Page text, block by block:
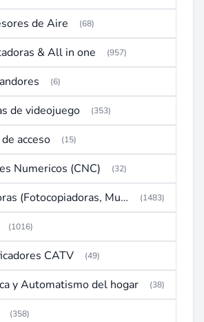
de Aire
(68)
& All in one (957)
(6)
de videojuego (353)
acceso (15)
Numericos (CNC) (32)
Copiadoras (Fotocopiadoras, Multifunctions, Ploter, etc) (1483)
(1016)
CATV (49)
y Automatismo del hogar (38)
(358)